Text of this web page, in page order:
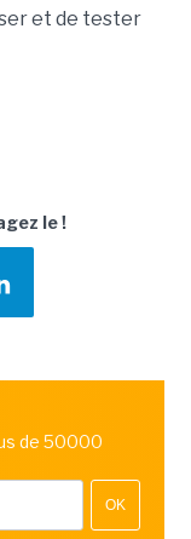
et de tester
le !
de 50000
OK